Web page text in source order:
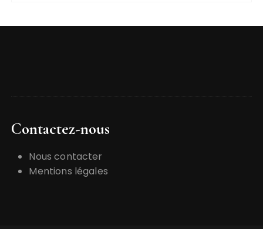
Contactez-nous
Nous contacter
Mentions légales